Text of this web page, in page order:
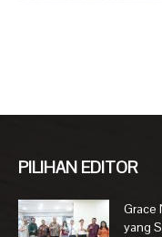
PILIHAN EDITOR
Grace
yang